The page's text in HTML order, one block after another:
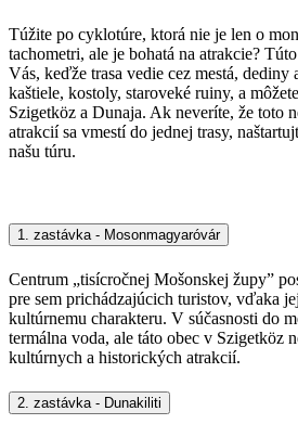
Túžite po cyklotúre, ktorá nie je len o
tachometri, ale je bohatá na atrakcie?
Vás, keďže trasa vedie cez mestá, dediny
kaštiele, kostoly, staroveké ruiny, a
Szigetköz a Dunaja. Ak neveríte, že toto
atrakcií sa vmestí do jednej trasy,
našu túru.
1. zastávka - Mosonmagyaróvár
Centrum „tisícročnej Mošonskej župy”
pre sem prichádzajúcich turistov, vďaka
kultúrnemu charakteru. V súčasnosti do
termálna voda, ale táto obec v Szigetköz
kultúrnych a historických atrakcií.
2. zastávka - Dunakiliti